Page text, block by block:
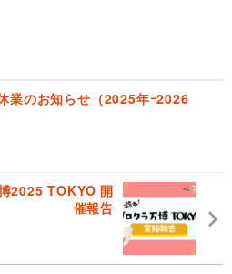
業のお知らせ（2025年ｰ2026
2025 TOKYO 開
催報告